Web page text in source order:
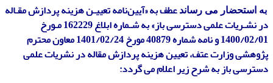
به استحضار می رساند عطفبه«آیین‌نامه تعییـن هزینه پردازش مقـاله
در نشـریات علمی دسترسی باز» به شـماره ابلاغ 162229 مـورخ
1400/02/01 و نامه شماره 40879 مورخ 1401/02/24 معاون محترم
پژوهشی وزارت عتف،تعیین هزینه پردازش مقاله در نشریات علمی
دسترسی باز به شرح زیر اعلام می گردد: